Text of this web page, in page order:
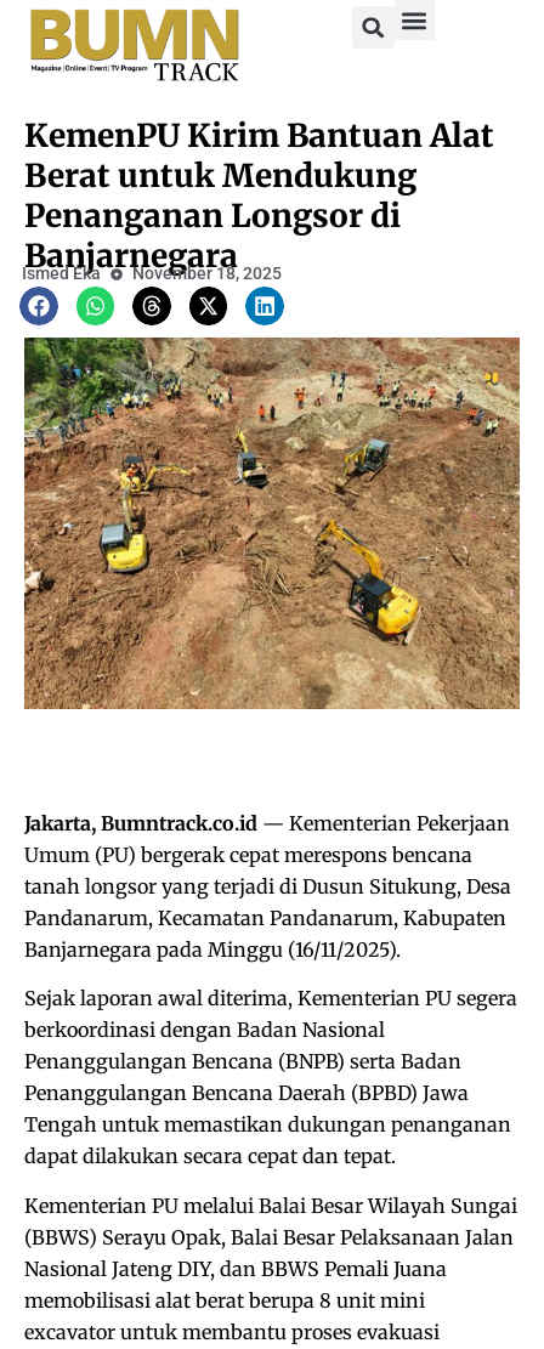
KemenPU Kirim Bantuan Alat
Berat untuk Mendukung
Penanganan Longsor di
Banjarnegara
Ismed Eka November 18, 2025
Jakarta, Bumntrack.co.id — Kementerian Pekerjaan
Umum (PU) bergerak cepat merespons bencana
tanah longsor yang terjadi di Dusun Situkung, Desa
Pandanarum, Kecamatan Pandanarum, Kabupaten
Banjarnegara pada Minggu (16/11/2025).
Sejak laporan awal diterima, Kementerian PU segera
berkoordinasi dengan Badan Nasional
Penanggulangan Bencana (BNPB) serta Badan
Penanggulangan Bencana Daerah (BPBD) Jawa
Tengah untuk memastikan dukungan penanganan
dapat dilakukan secara cepat dan tepat.
Kementerian PU melalui Balai Besar Wilayah Sungai
(BBWS) Serayu Opak, Balai Besar Pelaksanaan Jalan
Nasional Jateng DIY, dan BBWS Pemali Juana
memobilisasi alat berat berupa 8 unit mini
excavator untuk membantu proses evakuasi